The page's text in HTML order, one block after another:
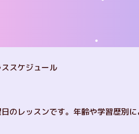
ススケジュール
のレッスンです。年齢や学習歴別に